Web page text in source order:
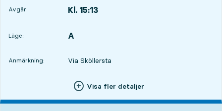
Avgår: Kl. 15:13
Läge:
LÄGE, A
,
Anmärkning: Via Sköllersta
Visa fler detaljer